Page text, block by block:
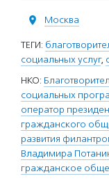
Москва
ТЕГИ:
социальных услуг,
НКО:
социальных
оператор
гражданского
развития
Владимира
гражданское